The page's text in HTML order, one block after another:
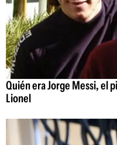
Quién era Jorge Messi, el
Lionel